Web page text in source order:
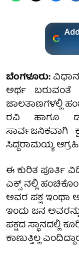
ಬೆಂಗಳೂರು:
ಅರ್ಥ ಬರುವಂತೆ
ಜಾಲತಾಣಗಳಲ್ಲಿ
ರವಿ ಹಾಗೂ
ಸಾರ್ವಜನಿಕವಾಗಿ
ಸಿದ್ದರಾಮಯ್ಯ
ಈ ಕುರಿತ ಪೂರ್ತಿ
ಎಕ್ಸ್ ನಲ್ಲಿ
ಅವರ ಪಕ್ಷ ಇಂಥಾ
ಇಂದು ಜನ
ಪಕ್ಷದ ಸ್ಥಾನದಲ್ಲಿ
ಕಾಣುತ್ತಿಲ್ಲ